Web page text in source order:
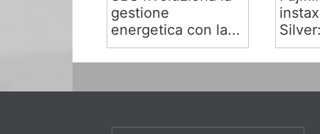
gestione
energetica con la...